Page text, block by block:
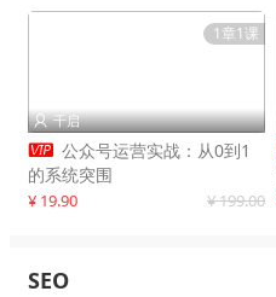
1章1课
 千启
 公众号运营实战：从0到1
的系统突围
¥ 19.90 ¥ 199.00
SEO